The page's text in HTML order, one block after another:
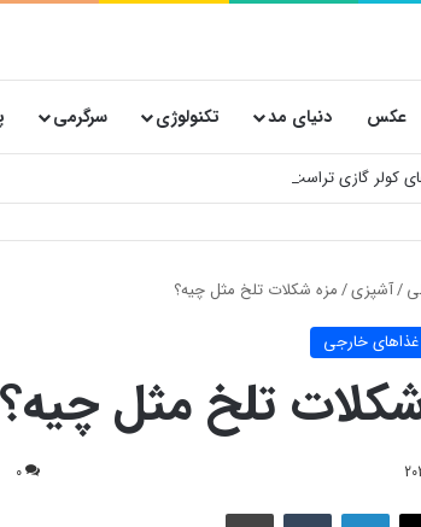
عکس دنیای مد تکنولوژی سرگرمی
کولر گازی تراست
/آشپزی/ مزه شکلات تلخ مثل چیه؟
غذاهای خارجی
تلخ مثل چیه؟
0
X لینکدین ‫تامبلر چاپ